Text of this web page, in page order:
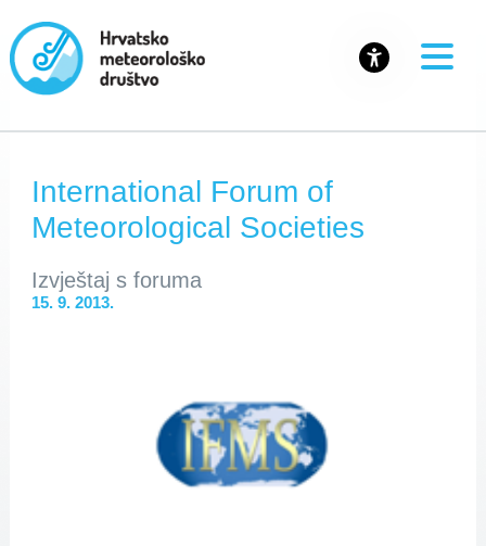
International Forum of
Meteorological Societies
Izvještaj s foruma
15. 9. 2013.